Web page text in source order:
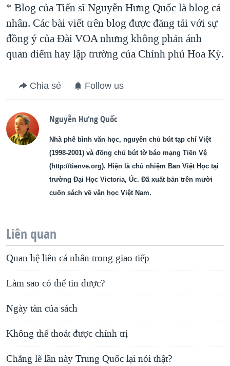
* Blog của Tiến sĩ Nguyễn Hưng Quốc là blog cá
nhân. Các bài viết trên blog được đăng tải với sự
đồng ý của Ðài VOA nhưng không phản ánh
quan điểm hay lập trường của Chính phủ Hoa Kỳ.
Chia sẻ Follow us
Nguyễn Hưng Quốc
Nhà phê bình văn học, nguyên chủ bút tạp chí Việt
(1998-2001) và đồng chủ bút tờ báo mạng Tiền Vệ
(http://tienve.org). Hiện là chủ nhiệm Ban Việt Học tại
trường Đại Học Victoria, Úc. Đã xuất bản trên mười
cuốn sách về văn học Việt Nam.
Liên quan
Quan hệ liên cá nhân trong giao tiếp
Làm sao có thể tin được?
Ngày tàn của sách
Không thể thoát được chính trị
Chẳng lẽ lần này Trung Quốc lại nói thật?